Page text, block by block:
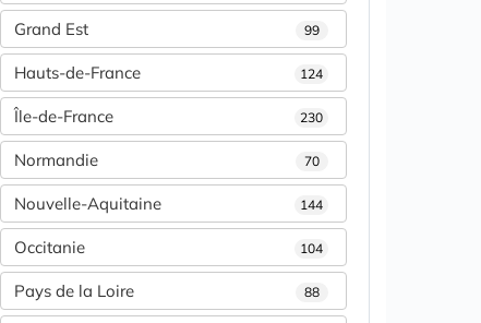
Grand Est 99
Hauts-de-France 124
Île-de-France 230
Normandie 70
Nouvelle-Aquitaine 144
Occitanie 104
Pays de la Loire 88